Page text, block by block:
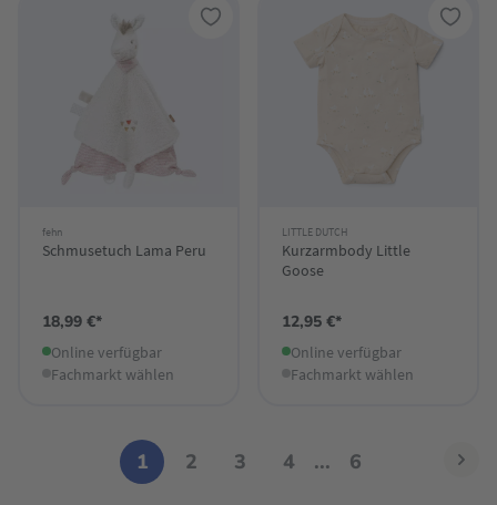
fehn
Schmusetuch Lama Peru
18,99 €*
Online verfügbar
Fachmarkt wählen
LITTLE DUTCH
Kurzarmbody Little
Goose
12,95 €*
Online verfügbar
Fachmarkt wählen
1 2 3 4 ... 6